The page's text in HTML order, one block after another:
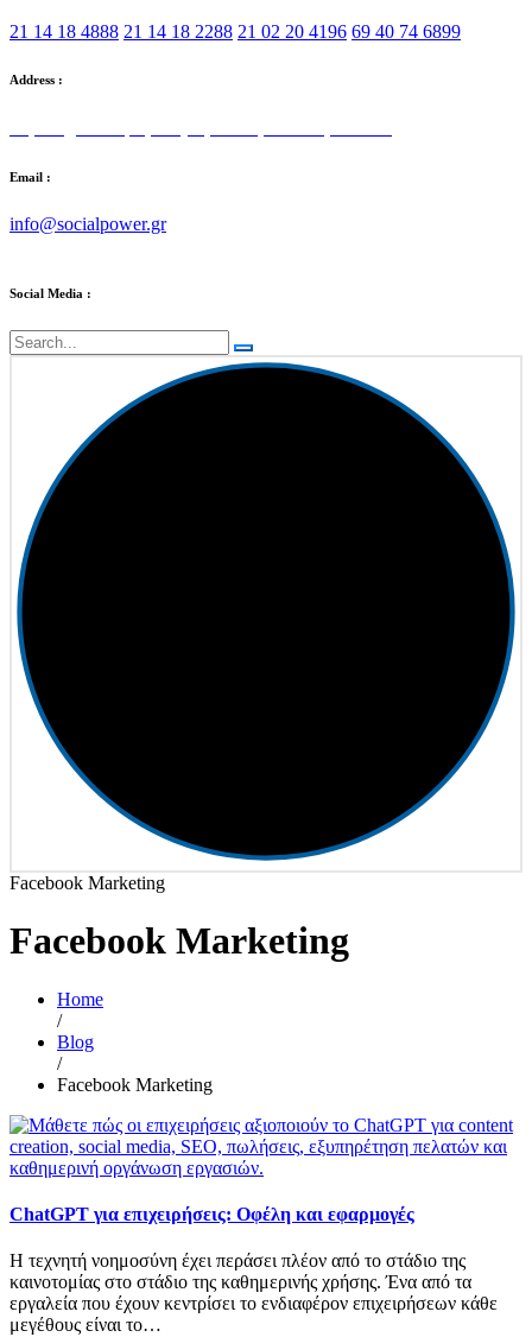
21 14 18 4888 21 14 18 2288 21 02 20 4196 69 40 74 6899
Address :
Email :
info@socialpower.gr
Social Media :
Facebook Marketing
Facebook Marketing
Home
/
Blog
/
Facebook Marketing
ChatGPT για επιχειρήσεις: Οφέλη και εφαρμογές
Η τεχνητή νοημοσύνη έχει περάσει πλέον από το στάδιο της
καινοτομίας στο στάδιο της καθημερινής χρήσης. Ένα από τα
εργαλεία που έχουν κεντρίσει το ενδιαφέρον επιχειρήσεων κάθε
μεγέθους είναι το…